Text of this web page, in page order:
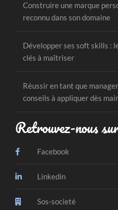
Construire une marque
reconnu dans son domaine
Développer ses soft skills :
clés à maîtriser
Réussir en tant que
conseils à appliquer dès
Retrouvez-nous
Facebook
Linkedin
Sos-societé